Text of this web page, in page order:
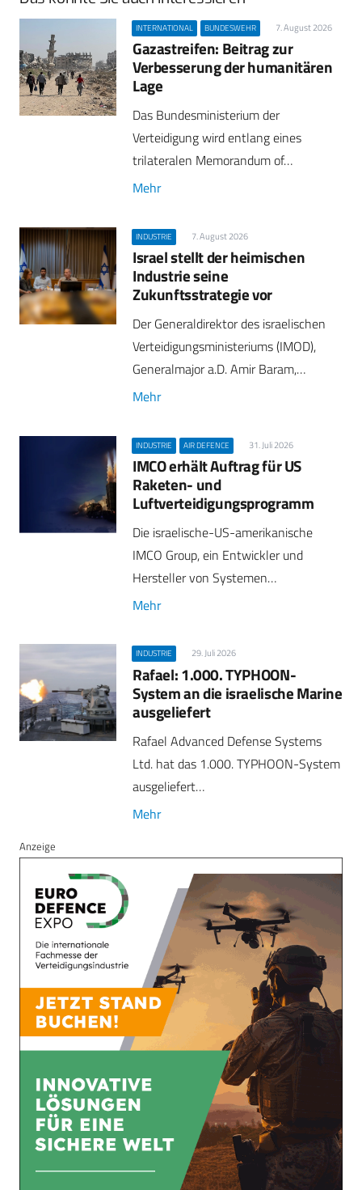
INTERNATIONAL BUNDESWEHR 7. August 2026
Gazastreifen: Beitrag zur
Verbesserung der humanitären
Lage
Das Bundesministerium der
Verteidigung wird entlang eines
trilateralen Memorandum of…
Mehr
INDUSTRIE 7. August 2026
Israel stellt der heimischen
Industrie seine
Zukunftsstrategie vor
Der Generaldirektor des israelischen
Verteidigungsministeriums (IMOD),
Generalmajor a.D. Amir Baram,…
Mehr
INDUSTRIE AIR DEFENCE 31. Juli 2026
IMCO erhält Auftrag für US
Raketen- und
Luftverteidigungsprogramm
Die israelische-US-amerikanische
IMCO Group, ein Entwickler und
Hersteller von Systemen…
Mehr
INDUSTRIE 29. Juli 2026
Rafael: 1.000. TYPHOON-
System an die israelische Marine
ausgeliefert
Rafael Advanced Defense Systems
Ltd. hat das 1.000. TYPHOON-System
ausgeliefert…
Mehr
Anzeige